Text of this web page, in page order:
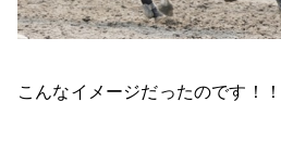
こんなイメージだったのです！！